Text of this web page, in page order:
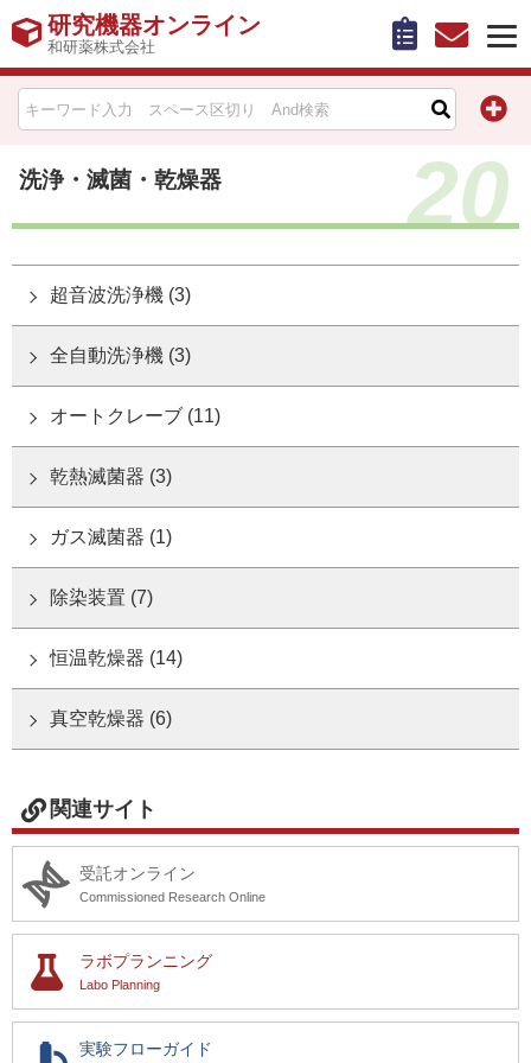
研究機器オンライン
和研薬株式会社
洗浄・滅菌・乾燥器 20
超音波洗浄機 (3)
全自動洗浄機 (3)
オートクレーブ (11)
乾熱滅菌器 (3)
ガス滅菌器 (1)
除染装置 (7)
恒温乾燥器 (14)
真空乾燥器 (6)
関連サイト
受託オンライン
Commissioned Research Online
ラボプランニング
Labo Planning
実験フローガイド
HOME
お問い合わせ
お知らせ
機器キャンペーン情報一覧
メーカー別索引
販売元別索引
ご利用ガイド
実験フローガイド
ワケンG オンラインショップ
和研薬 ホームページ